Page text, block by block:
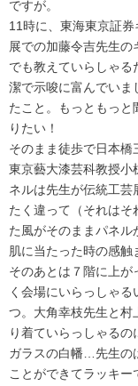
ですが。
11時に、東海東京証
展での加藤令吉先生
でも教えていらしゃ
潔で示唆に富んでいま
たこと。もっともっ
りたい！
そのまま徒歩で日本
東京藝大漆芸科教授小
ネルは先生が伝統工芸
たく違って（それはそ
た風がそのままパネル
肌に当たった時の感触
そのあとは７階に上
く会場にいらっしゃ
つ。大角幸枝先生と村
り着ていらっしゃるの
ガラスの白幡
先生の
ことができてラッキー